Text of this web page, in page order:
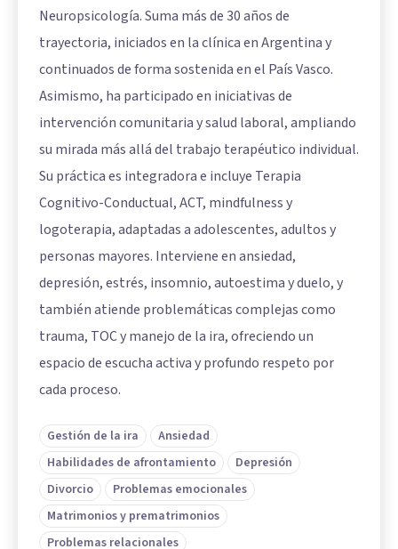
Neuropsicología. Suma más de 30 años de
trayectoria, iniciados en la clínica en Argentina y
continuados de forma sostenida en el País Vasco.
Asimismo, ha participado en iniciativas de
intervención comunitaria y salud laboral, ampliando
su mirada más allá del trabajo terapéutico individual.
Su práctica es integradora e incluye Terapia
Cognitivo-Conductual, ACT, mindfulness y
logoterapia, adaptadas a adolescentes, adultos y
personas mayores. Interviene en ansiedad,
depresión, estrés, insomnio, autoestima y duelo, y
también atiende problemáticas complejas como
trauma, TOC y manejo de la ira, ofreciendo un
espacio de escucha activa y profundo respeto por
cada proceso.
Gestión de la ira
Ansiedad
Habilidades de afrontamiento
Depresión
Divorcio
Problemas emocionales
Matrimonios y prematrimonios
Problemas relacionales